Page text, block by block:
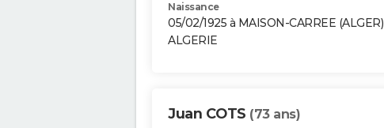
Naissance
05/02/1925 à MAISON-CARREE (ALGER)
ALGERIE
Juan COTS (73 ans)